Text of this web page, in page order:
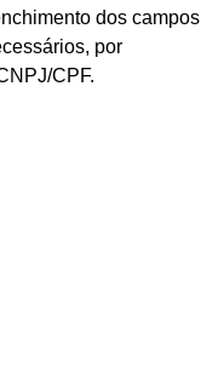
dos campos
por
CPF.